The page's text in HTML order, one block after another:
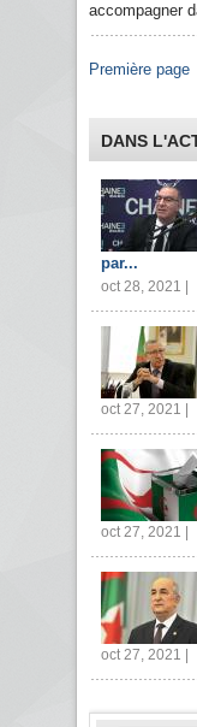
accompagner
Pages
Première page
DANS
par...
oct 28, 2021 |
oct 27, 2021 |
oct 27, 2021 |
oct 27, 2021 |